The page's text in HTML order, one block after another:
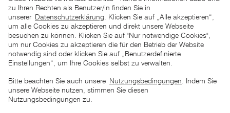
*der "statt"-Preis ist der niedrigste von uns in den letzten 30
Tagen vor Beginn dieser Aktion verlangte Preis
unter den UVP Preisen auf dieser Website sind die
zu verstehen